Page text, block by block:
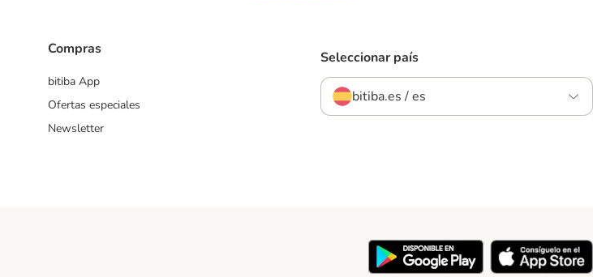
Compras
bitiba App
Ofertas especiales
Newsletter
Seleccionar país
bitiba.es / es